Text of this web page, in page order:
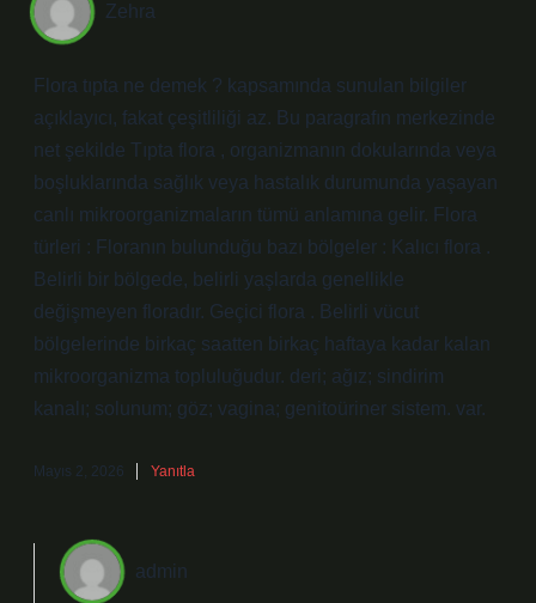
Zehra
Flora tıpta ne demek ? kapsamında sunulan bilgiler
açıklayıcı, fakat çeşitliliği az. Bu paragrafın merkezinde
net şekilde Tıpta flora , organizmanın dokularında veya
boşluklarında sağlık veya hastalık durumunda yaşayan
canlı mikroorganizmaların tümü anlamına gelir. Flora
türleri : Floranın bulunduğu bazı bölgeler : Kalıcı flora .
Belirli bir bölgede, belirli yaşlarda genellikle
değişmeyen floradır. Geçici flora . Belirli vücut
bölgelerinde birkaç saatten birkaç haftaya kadar kalan
mikroorganizma topluluğudur. deri; ağız; sindirim
kanalı; solunum; göz; vagina; genitoüriner sistem. var.
Mayıs 2, 2026 Yanıtla
admin